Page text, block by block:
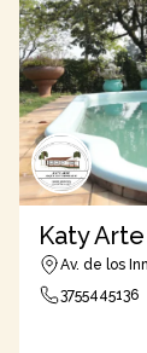
Katy Arte
Av. de los
3755445136